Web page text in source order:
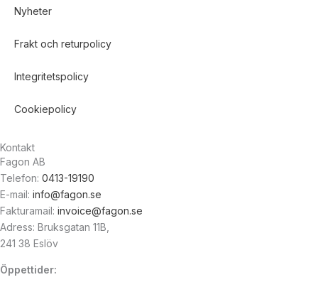
Nyheter
Frakt och returpolicy
Integritetspolicy
Cookiepolicy
Kontakt
Fagon AB
Telefon: 0413-19190
E-mail: info@fagon.se
Fakturamail: invoice@fagon.se
Adress: Bruksgatan 11B,
241 38 Eslöv
Öppettider: